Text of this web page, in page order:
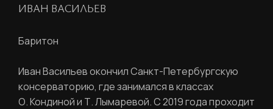
ИВАН ВАСИЛЬЕВ
Баритон
Иван Васильев окончил Санкт-Петербургскую
консерваторию, где занимался в классах
О. Кондиной и Т. Лымаревой. С 2019 года проходит